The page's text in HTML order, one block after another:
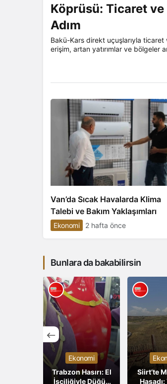
Köprüsü: Ticaret
Adım
Bakü-Kars direkt uçuşlarıyla
erişim, artan yatırımlar ve bölgeler
Van’da Sıcak Havalarda Klima
Talebi ve Bakım Yaklaşımları
Ekonomi 2 hafta önce
Bunlara da bakabilirsin
Ekonomi
Trabzon Hasırı: El
İşçiliğiyle Düğün
Siirt’te
Hasadı: